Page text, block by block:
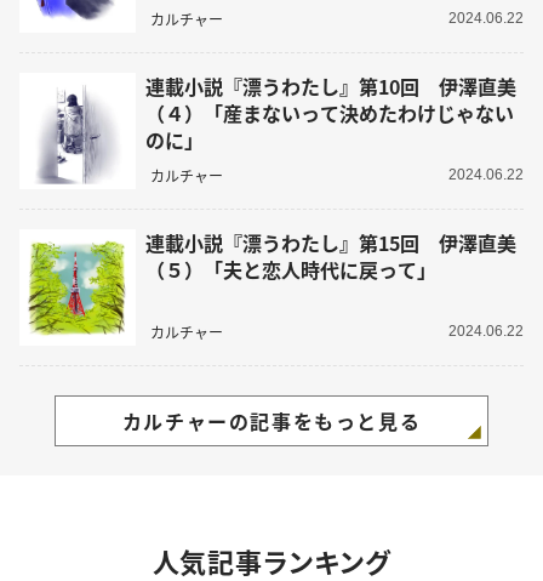
カルチャー 2024.06.22
連載小説『漂うわたし』第10回 伊澤直美
（４）「産まないって決めたわけじゃない
のに」
カルチャー 2024.06.22
連載小説『漂うわたし』第15回 伊澤直美
（５）「夫と恋人時代に戻って」
カルチャー 2024.06.22
カルチャーの記事をもっと見る
人気記事ランキング